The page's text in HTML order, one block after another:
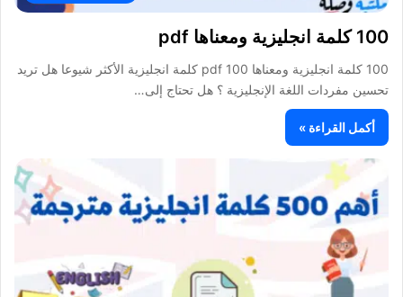
100 كلمة انجليزية ومعناها pdf
100 كلمة انجليزية ومعناها pdf 100 كلمة انجليزية الأكثر شيوعا هل تريد
تحسين مفردات اللغة الإنجليزية ؟ هل تحتاج إلى…
أكمل القراءة »